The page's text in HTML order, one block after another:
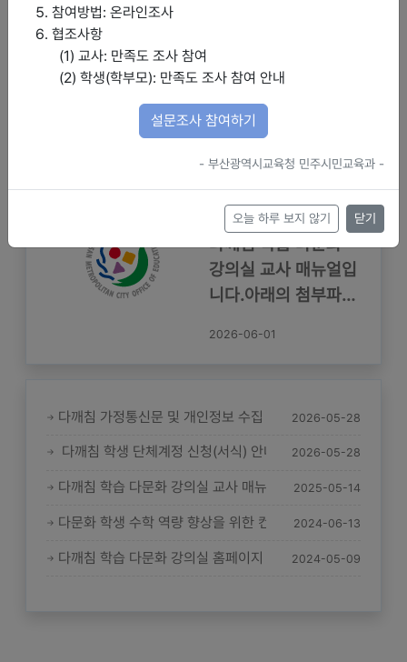
참여방법: 온라인조사
협조사항
(1) 교사: 만족도 조사 참여
(2) 학생(학부모): 만족도 조사 참여 안내
설문조사 참여하기
- 부산광역시교육청 민주시민교육과 -
오늘 하루 보지 않기 닫기
더보기
다깨침 학습 다문화 강의실 교사 매뉴얼(2026년)
다깨침 학습 다문화
강의실 교사 매뉴얼입
니다.아래의 첨부파일
2026-06-01
→ 다깨침 가정통신문 및 개인정보 수집 이용 동의서 안내
2026-05-28
→ 다깨침 학생 단체계정 신청(서식) 안내 2026-05-28
→ 다깨침 학습 다문화 강의실 교사 매뉴얼 2025-05-14
→ 다문화 학생 수학 역량 향상을 위한 컨텐츠 제공2024-06-13
→ 다깨침 학습 다문화 강의실 홈페이지 오픈2024-05-09